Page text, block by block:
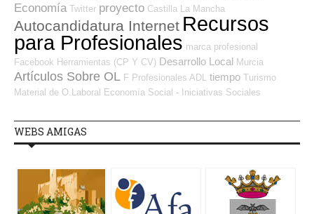
Economía Twitter proyecto Castilla La Mancha
Autocandidatura Internet Recursos
para Profesionales marca profesional
Facebook Herramientas (CP Y CV) Desarrollo Local Murcia
Artículos Sobre OL F Profesionales ADL tiempo Turismo
Material de O.Laboral Economía Social - Iniciativas Sociales
WEBS AMIGAS